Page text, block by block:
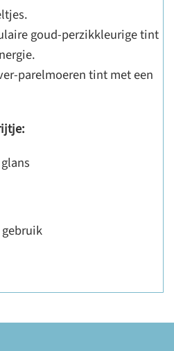
goud-perzikkleurige tint
parelmoeren tint met een